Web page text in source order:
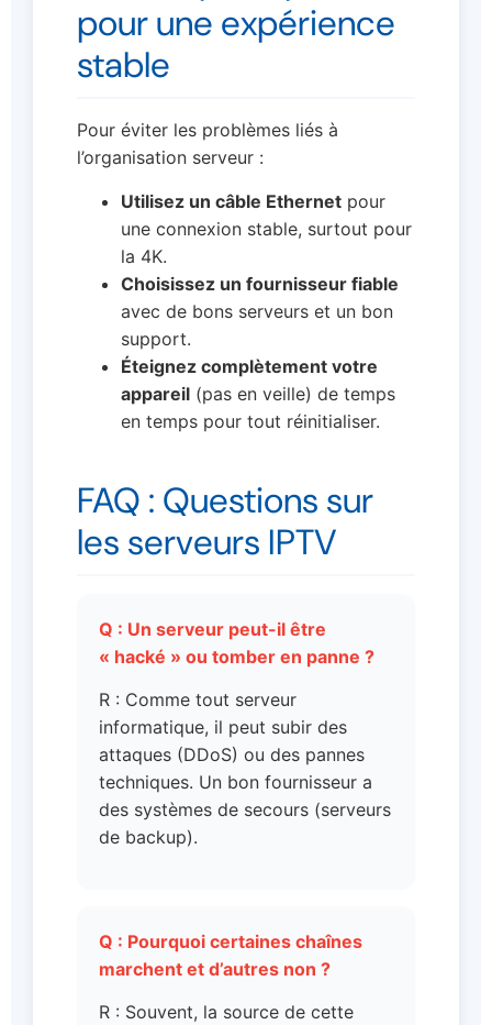
pour une expérience
stable
Pour éviter les problèmes liés à
l’organisation serveur :
Utilisez un câble Ethernet pour
une connexion stable, surtout pour
la 4K.
Choisissez un fournisseur fiable
avec de bons serveurs et un bon
support.
Éteignez complètement votre
appareil (pas en veille) de temps
en temps pour tout réinitialiser.
FAQ : Questions sur
les serveurs IPTV
Q : Un serveur peut-il être
« hacké » ou tomber en panne ?
R : Comme tout serveur
informatique, il peut subir des
attaques (DDoS) ou des pannes
techniques. Un bon fournisseur a
des systèmes de secours (serveurs
de backup).
Q : Pourquoi certaines chaînes
marchent et d’autres non ?
R : Souvent, la source de cette